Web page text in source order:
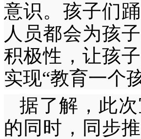
意识。孩子们
人员都会为孩
积极性，让孩
实现“教育一个
据了解，此
的同时，同步